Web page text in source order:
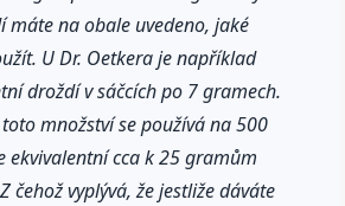
máte na obale uvedeno, jaké
U Dr. Oetkera je například
droždí v sáčcích po 7 gramech.
množství se používá na 500
ekvivalentní cca k 25 gramům
čehož vyplývá, že jestliže dáváte